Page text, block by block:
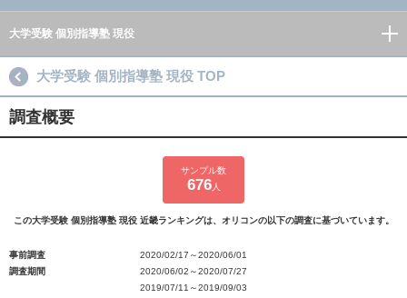
大学受験 個別指導塾 現役
大学受験 個別指導塾 現役 TOP
調査概要
サンプル数
676人
この大学受験 個別指導塾 現役 近畿ランキングは、オリコンの以下の調査に基づいています。
事前調査
2020/02/17～2020/06/01
調査期間
2020/06/02～2020/07/27
2019/07/11～2019/09/03